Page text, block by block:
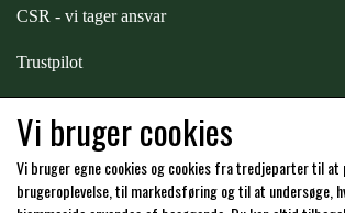
PREMIER EQUINE
RACING TACK
CSR - vi tager ansvar
Trustpilot
Hos os kan du betale med:
Vi bruger cookies
Vi bruger egne cookies og cookies fra tredjeparter til at
brugeroplevelse, til markedsføring og til at undersøge,